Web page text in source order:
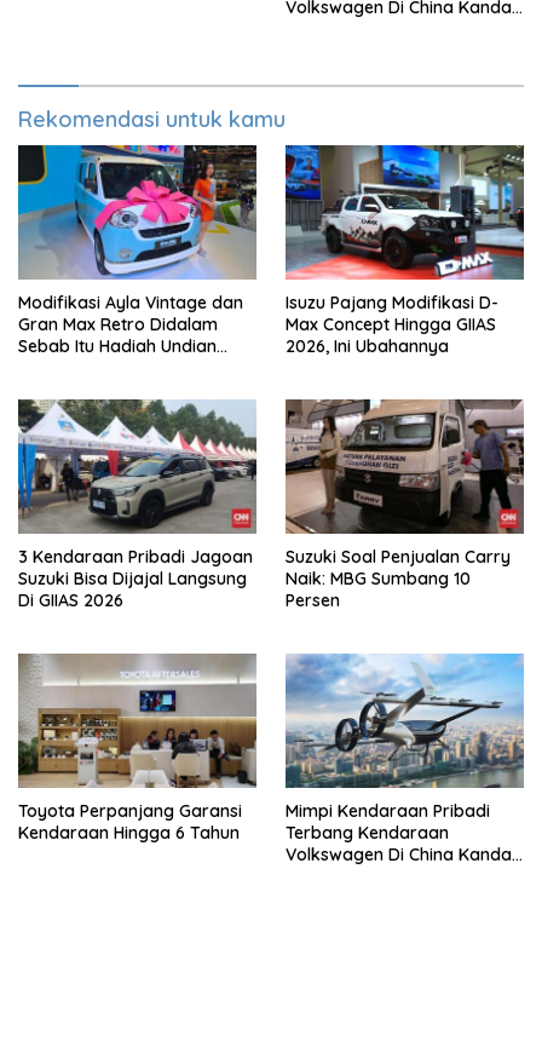
Volkswagen Di China Kandas
Rekomendasi untuk kamu
Modifikasi Ayla Vintage dan
Gran Max Retro Didalam
Sebab Itu Hadiah Undian
Isuzu Pajang Modifikasi D-
Max Concept Hingga GIIAS
2026, Ini Ubahannya
3 Kendaraan Pribadi Jagoan
Suzuki Bisa Dijajal Langsung
Di GIIAS 2026
Suzuki Soal Penjualan Carry
Naik: MBG Sumbang 10
Persen
Toyota Perpanjang Garansi
Kendaraan Hingga 6 Tahun
Mimpi Kendaraan Pribadi
Terbang Kendaraan
Volkswagen Di China Kandas